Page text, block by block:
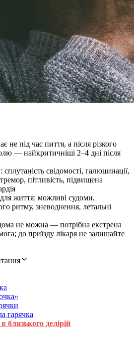
не під час пиття, а після різкого
— найкритичніші 2–4 дні після
свідомості, галюцинації,
пітливість, підвищена
життя: можливі судоми,
ритму, зневоднення, летальні
не можна — потрібна екстрена
до приїзду лікаря не залишайте
гарячка
делірій